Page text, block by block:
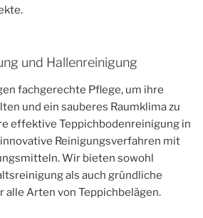
und Hallenreinigung
fachgerechte Pflege, um ihre
und ein sauberes Raumklima zu
effektive Teppichbodenreinigung in
Reinigungsverfahren mit
Wir bieten sowohl
als auch gründliche
alle Arten von Teppichbelägen.